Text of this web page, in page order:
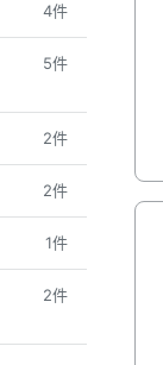
4件
5件
2件
2件
1件
2件